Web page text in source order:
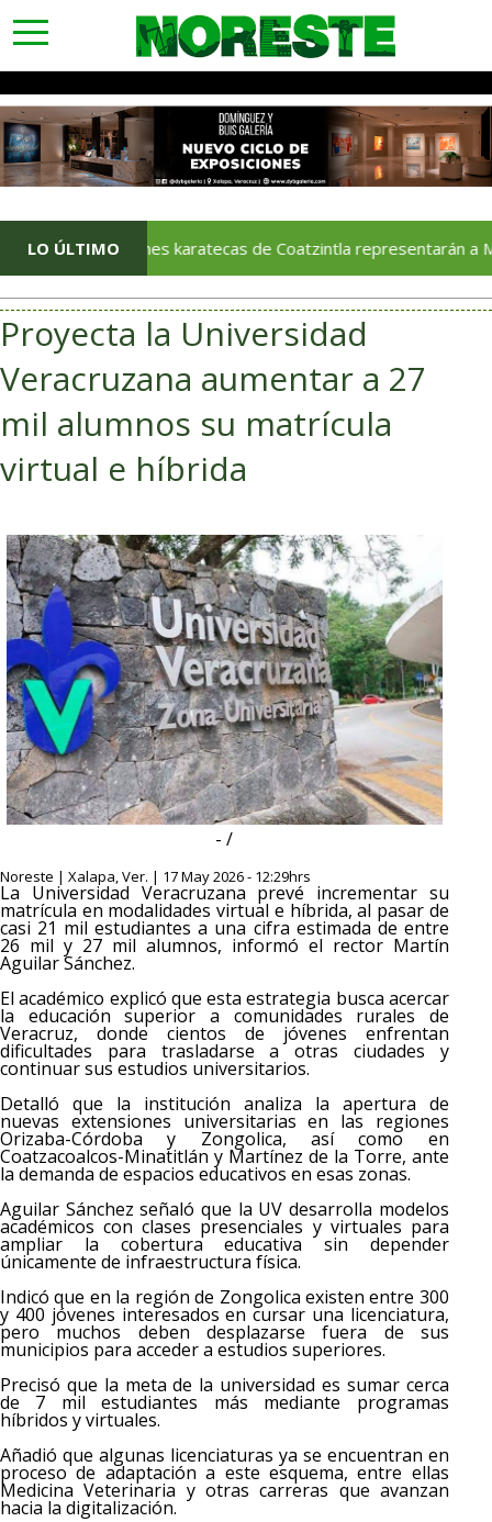
toggle
navigation
LO ÚLTIMO
Jóvenes karatecas de Coatzintla representarán a México en
Proyecta la Universidad
Veracruzana aumentar a 27
mil alumnos su matrícula
virtual e híbrida
- /
Noreste | Xalapa, Ver. | 17 May 2026 - 12:29hrs
La Universidad Veracruzana prevé incrementar su
matrícula en modalidades virtual e híbrida, al pasar de
casi 21 mil estudiantes a una cifra estimada de entre
26 mil y 27 mil alumnos, informó el rector Martín
Aguilar Sánchez.
El académico explicó que esta estrategia busca acercar
la educación superior a comunidades rurales de
Veracruz, donde cientos de jóvenes enfrentan
dificultades para trasladarse a otras ciudades y
continuar sus estudios universitarios.
Detalló que la institución analiza la apertura de
nuevas extensiones universitarias en las regiones
Orizaba-Córdoba y Zongolica, así como en
Coatzacoalcos-Minatitlán y Martínez de la Torre, ante
la demanda de espacios educativos en esas zonas.
Aguilar Sánchez señaló que la UV desarrolla modelos
académicos con clases presenciales y virtuales para
ampliar la cobertura educativa sin depender
únicamente de infraestructura física.
Indicó que en la región de Zongolica existen entre 300
y 400 jóvenes interesados en cursar una licenciatura,
pero muchos deben desplazarse fuera de sus
municipios para acceder a estudios superiores.
Precisó que la meta de la universidad es sumar cerca
de 7 mil estudiantes más mediante programas
híbridos y virtuales.
Añadió que algunas licenciaturas ya se encuentran en
proceso de adaptación a este esquema, entre ellas
Medicina Veterinaria y otras carreras que avanzan
hacia la digitalización.